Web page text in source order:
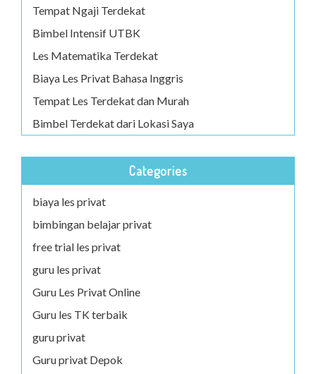
Tempat Ngaji Terdekat
Bimbel Intensif UTBK
Les Matematika Terdekat
Biaya Les Privat Bahasa Inggris
Tempat Les Terdekat dan Murah
Bimbel Terdekat dari Lokasi Saya
Categories
biaya les privat
bimbingan belajar privat
free trial les privat
guru les privat
Guru Les Privat Online
Guru les TK terbaik
guru privat
Guru privat Depok